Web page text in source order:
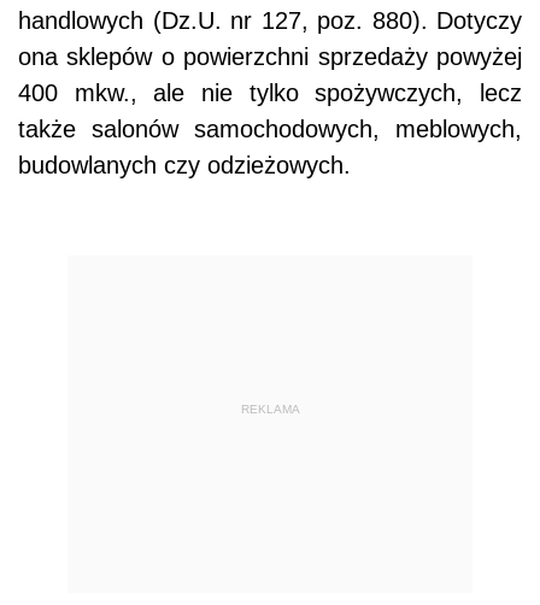
handlowych (Dz.U. nr 127, poz. 880). Dotyczy
ona sklepów o powierzchni sprzedaży powyżej
400 mkw., ale nie tylko spożywczych, lecz
także salonów samochodowych, meblowych,
budowlanych czy odzieżowych.
REKLAMA